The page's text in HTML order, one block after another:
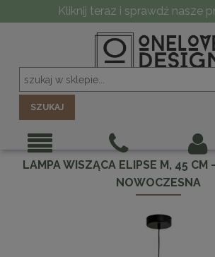
Kliknij teraz i sprawdź nasze
SZUKAJ
LAMPA WISZĄCA ELIPSE M, 45 CM
NOWOCZESNA